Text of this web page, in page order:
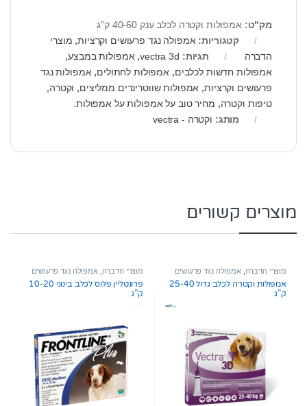
מק"ט:אמפולות וקטרה לכלב ענק 40-60 ק"ג
קטגוריות:אמפולה נגד פרעושים וקרציות, מוצרי
הדברה
תגיות: vectra 3d
,אמפולות במבצע,
אמפולות חדשות לכלבים, אמפולות לחתולים,אמפולות נגד
פרעושים וקרציות, אמפולות שווטרינרים ממליצים, וקטרה,
טיפות וקטרה, מחיר טוב על אמפולות על אמפולות.
מותג: וקטרה - vectra
מוצרים קשורים
מוצרי הדברה ,אמפולה נגד פרעושים
אמפולות וקטרה לכלב גדול 25-40
ק”ג
מוצרי הדברה ,אמפולה נגד פרעושים
פרונטליין פלוס לכלב בינוני 10-20
ק”ג